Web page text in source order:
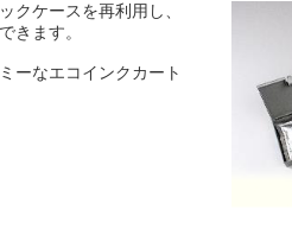
クケースを再利用し、
きます。
ーなエコインクカート